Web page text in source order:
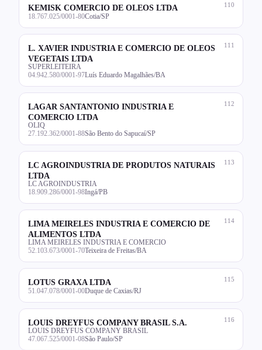
110
KEMISK COMERCIO DE OLEOS LTDA
18.767.025/0001-80Cotia/SP
111
L. XAVIER INDUSTRIA E COMERCIO DE OLEOS
VEGETAIS LTDA
SUPERLEITEIRA
04.942.580/0001-97Luís Eduardo Magalhães/BA
112
LAGAR SANTANTONIO INDUSTRIA E
COMERCIO LTDA
OLIQ
27.192.362/0001-88São Bento do Sapucaí/SP
113
LC AGROINDUSTRIA DE PRODUTOS NATURAIS
LTDA
LC AGROINDUSTRIA
18.909.286/0001-98Ingá/PB
114
LIMA MEIRELES INDUSTRIA E COMERCIO DE
ALIMENTOS LTDA
LIMA MEIRELES INDUSTRIA E COMERCIO
52.103.673/0001-70Teixeira de Freitas/BA
115
LOTUS GRAXA LTDA
51.047.078/0001-00Duque de Caxias/RJ
116
LOUIS DREYFUS COMPANY BRASIL S.A.
LOUIS DREYFUS COMPANY BRASIL
47.067.525/0001-08São Paulo/SP